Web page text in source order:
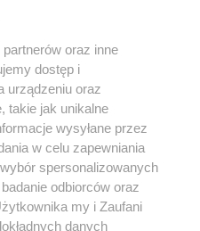
Instagram Youtube
oraz inne
dostęp i
urządzeniu oraz
takie jak unikalne
wysyłane przez
w celu zapewniania
spersonalizowanych
odbiorców oraz
my i Zaufani
danych